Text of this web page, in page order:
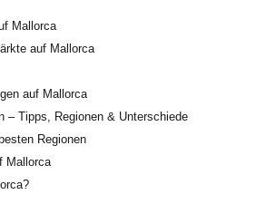
Mallorca
auf Mallorca
auf Mallorca
– Tipps, Regionen & Unterschiede
Regionen
Mallorca